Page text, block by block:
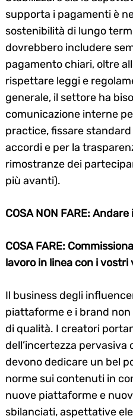
supporta i pagamenti è
sostenibilità di lungo
dovrebbero includere
pagamento chiari, oltre
rispettare leggi e
generale, il settore ha
comunicazione interne
practice, fissare
accordi e per la
rimostranze dei
più avanti).
COSA NON FARE:
COSA FARE:
lavoro in linea con i vostri
Il business degli
piattaforme e i brand
di qualità. I creatori
dell’incertezza
devono dedicare un bel
norme sui contenuti in
nuove piattaforme e
sbilanciati, aspettative